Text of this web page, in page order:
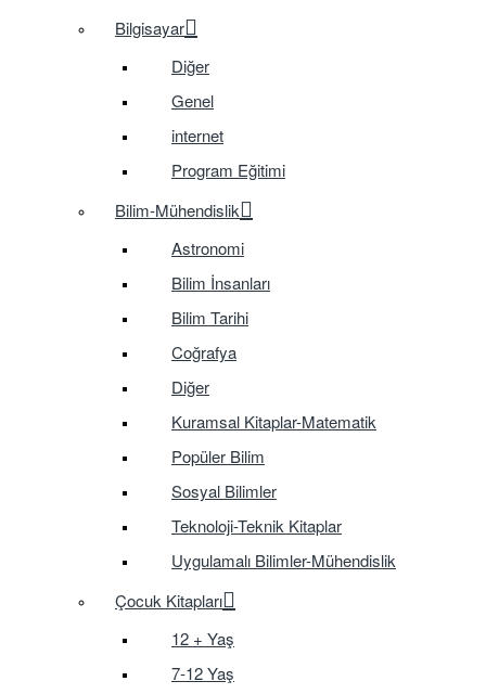
Bilgisayar
Diğer
Genel
internet
Program Eğitimi
Bilim-Mühendislik
Astronomi
Bilim İnsanları
Bilim Tarihi
Coğrafya
Diğer
Kuramsal Kitaplar-Matematik
Popüler Bilim
Sosyal Bilimler
Teknoloji-Teknik Kitaplar
Uygulamalı Bilimler-Mühendislik
Çocuk Kitapları
12 + Yaş
7-12 Yaş